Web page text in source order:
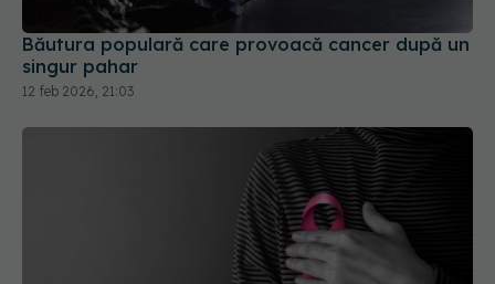
Băutura populară care provoacă cancer după un
singur pahar
12 feb 2026, 21:03